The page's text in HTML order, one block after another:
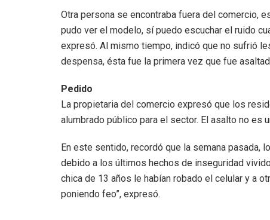
Otra persona se encontraba fuera del comercio,
pudo ver el modelo, sí puedo escuchar el ruido
expresó. Al mismo tiempo, indicó que no sufrió
despensa, ésta fue la primera vez que fue
Pedido
La propietaria del comercio expresó que los
alumbrado público para el sector. El asalto no es
En este sentido, recordó que la semana pasada,
debido a los últimos hechos de inseguridad
chica de 13 años le habían robado el celular y a
poniendo feo”, expresó.